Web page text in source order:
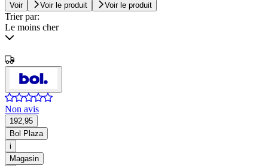
Voir Voir le produit Voir le produit
Trier par:
Le moins cher
Non avis
192,95
Bol Plaza
i
Magasin